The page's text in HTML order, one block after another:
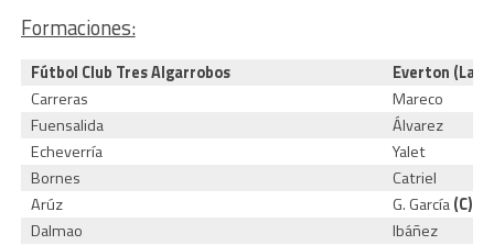
Formaciones:
Fútbol Club Tres Algarrobos
Everton (La
Carreras
Mareco
Fuensalida
Álvarez
Echeverría
Yalet
Bornes
Catriel
Arúz
G. García(C)
Dalmao
Ibáñez